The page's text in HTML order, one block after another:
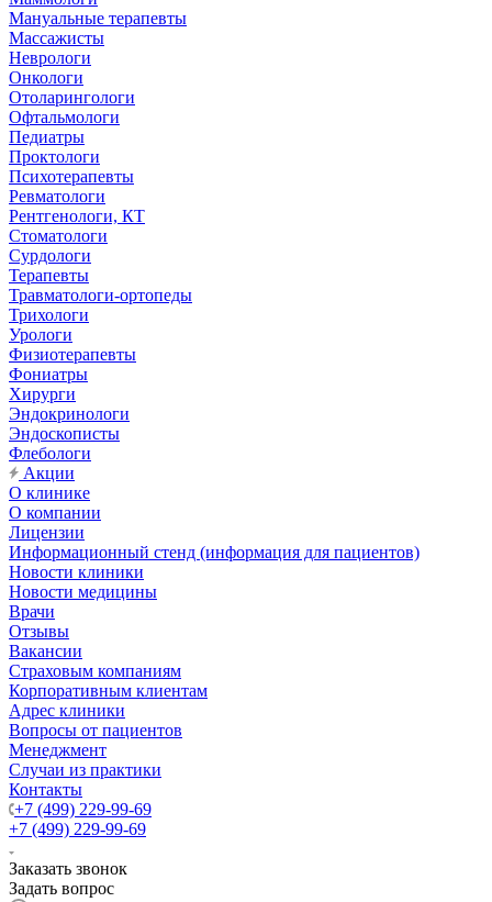
Мануальные терапевты
Массажисты
Неврологи
Онкологи
Отоларингологи
Офтальмологи
Педиатры
Проктологи
Психотерапевты
Ревматологи
Рентгенологи, КТ
Стоматологи
Сурдологи
Терапевты
Травматологи-ортопеды
Трихологи
Урологи
Физиотерапевты
Фониатры
Хирурги
Эндокринологи
Эндоскописты
Флебологи
Акции
О клинике
О компании
Лицензии
Информационный стенд (информация для пациентов)
Новости клиники
Новости медицины
Врачи
Отзывы
Вакансии
Страховым компаниям
Корпоративным клиентам
Адрес клиники
Вопросы от пациентов
Менеджмент
Случаи из практики
Контакты
+7 (499) 229-99-69
+7 (499) 229-99-69
Заказать звонок
Задать вопрос